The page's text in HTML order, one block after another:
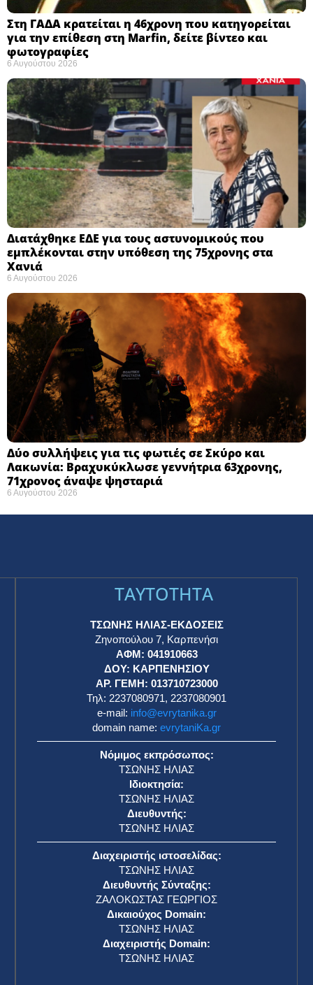
Στη ΓΑΔΑ κρατείται η 46χρονη που κατηγορείται
για την επίθεση στη Marfin, δείτε βίντεο και
φωτογραφίες
6 Αυγούστου 2026
Διατάχθηκε ΕΔΕ για τους αστυνομικούς που
εμπλέκονται στην υπόθεση της 75χρονης στα
Χανιά
6 Αυγούστου 2026
Δύο συλλήψεις για τις φωτιές σε Σκύρο και
Λακωνία: Βραχυκύκλωσε γεννήτρια 63χρονης,
71χρονος άναψε ψησταριά
6 Αυγούστου 2026
TAYTOTHTA
ΤΣΩΝΗΣ ΗΛΙΑΣ-ΕΚΔΟΣΕΙΣ
Ζηνοπούλου 7, Καρπενήσι
ΑΦΜ: 041910663
ΔΟΥ: ΚΑΡΠΕΝΗΣΙΟΥ
ΑΡ. ΓΕΜΗ: 013710723000
Τηλ: 2237080971, 2237080901
e-mail: info@evrytanika.gr
domain name: evrytaniKa.gr
Νόμιμος εκπρόσωπος:
ΤΣΩΝΗΣ ΗΛΙΑΣ
Ιδιοκτησία:
ΤΣΩΝΗΣ ΗΛΙΑΣ
Διευθυντής:
ΤΣΩΝΗΣ ΗΛΙΑΣ
Διαχειριστής ιστοσελίδας:
ΤΣΩΝΗΣ ΗΛΙΑΣ
Διευθυντής Σύνταξης:
ΖΑΛΟΚΩΣΤΑΣ ΓΕΩΡΓΙΟΣ
Δικαιούχος Domain:
ΤΣΩΝΗΣ ΗΛΙΑΣ
Διαχειριστής Domain:
ΤΣΩΝΗΣ ΗΛΙΑΣ